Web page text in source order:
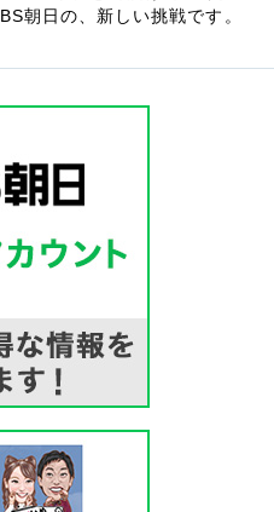
BS朝日の、新しい挑戦です。